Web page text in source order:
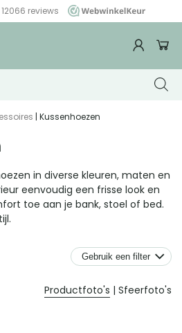
verzending & retour
| Kussenhoezen
in diverse kleuren, maten en
eenvoudig een frisse look en
toe aan je bank, stoel of bed.
Productfoto's | Sfeerfoto's
Gebruik een filter